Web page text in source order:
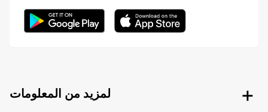
لمزيد من المعلومات